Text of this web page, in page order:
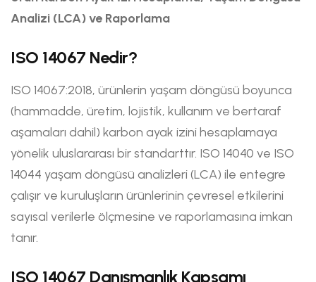
Analizi (LCA) ve Raporlama
ISO 14067 Nedir?
ISO 14067:2018, ürünlerin yaşam döngüsü boyunca
(hammadde, üretim, lojistik, kullanım ve bertaraf
aşamaları dahil) karbon ayak izini hesaplamaya
yönelik uluslararası bir standarttır. ISO 14040 ve ISO
14044 yaşam döngüsü analizleri (LCA) ile entegre
çalışır ve kuruluşların ürünlerinin çevresel etkilerini
sayısal verilerle ölçmesine ve raporlamasına imkan
tanır.
ISO 14067 Danışmanlık Kapsamı